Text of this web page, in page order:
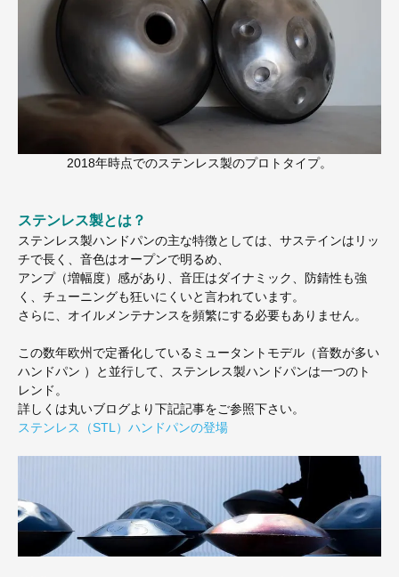
2018年時点でのステンレス製のプロトタイプ。
ステンレス製とは？
ステンレス製ハンドパンの主な特徴としては、サステインはリッ
チで長く、音色はオープンで明るめ、
アンプ（増幅度）感があり、音圧はダイナミック、防錆性も強
く、チューニングも狂いにくいと言われています。
さらに、オイルメンテナンスを頻繁にする必要もありません。
この数年欧州で定番化しているミュータントモデル（音数が多い
ハンドパン ）と並行して、ステンレス製ハンドパンは一つのト
レンド。
詳しくは丸いブログより下記記事をご参照下さい。
ステンレス（STL）ハンドパンの登場